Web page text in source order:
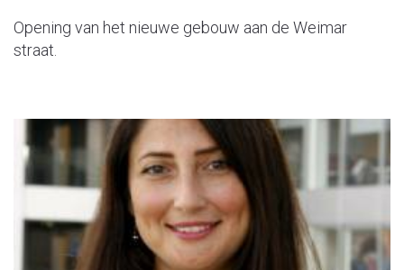
Opening van het nieuwe gebouw aan de Weimar
straat.